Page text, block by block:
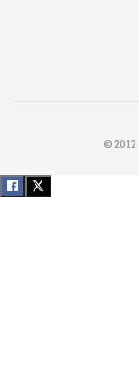
© 2012